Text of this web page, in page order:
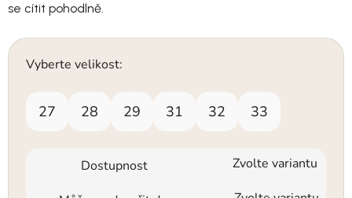
se cítit pohodlně.
Vyberte velikost:
27 28 29 31 32 33
Dostupnost Zvolte variantu